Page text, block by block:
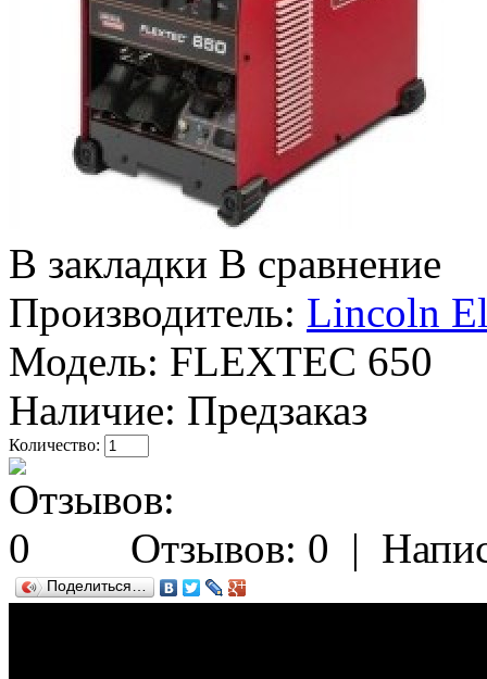
В закладки В сравнение
Производитель: Lincoln
Модель: FLEXTEC 650
Наличие: Предзаказ
Количество:
Отзывов: 0 |
Поделиться…